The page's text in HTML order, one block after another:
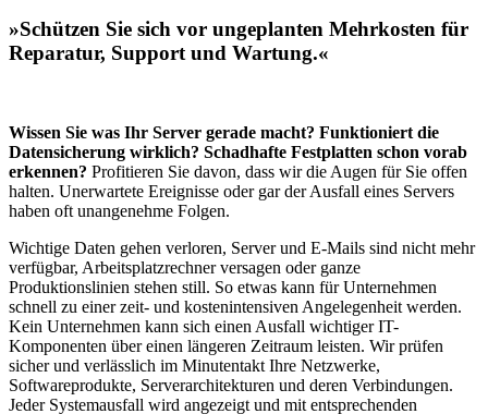
»Schützen Sie sich vor ungeplanten Mehrkosten für
Reparatur, Support und Wartung.«
Wissen Sie was Ihr Server gerade macht? Funktioniert die
Datensicherung wirklich? Schadhafte Festplatten schon vorab
erkennen? Profitieren Sie davon, dass wir die Augen für Sie offen
halten. Unerwartete Ereignisse oder gar der Ausfall eines Servers
haben oft unangenehme Folgen.
Wichtige Daten gehen verloren, Server und E-Mails sind nicht mehr
verfügbar, Arbeitsplatzrechner versagen oder ganze
Produktionslinien stehen still. So etwas kann für Unternehmen
schnell zu einer zeit- und kostenintensiven Angelegenheit werden.
Kein Unternehmen kann sich einen Ausfall wichtiger IT-
Komponenten über einen längeren Zeitraum leisten. Wir prüfen
sicher und verlässlich im Minutentakt Ihre Netzwerke,
Softwareprodukte, Serverarchitekturen und deren Verbindungen.
Jeder Systemausfall wird angezeigt und mit entsprechenden